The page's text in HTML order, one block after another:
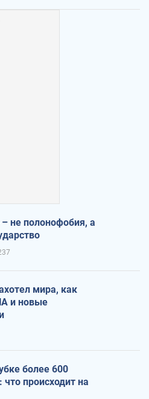
не полонофобия, а
мира, как
и новые
более 600
происходит на